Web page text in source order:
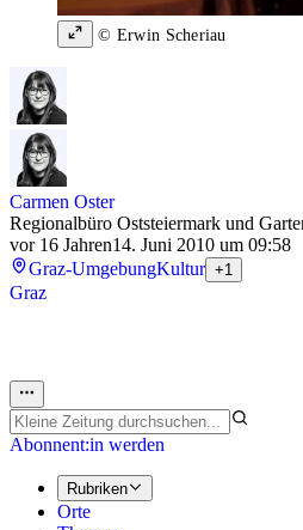
© Erwin Scheriau
Carmen Oster
Regionalbüro Oststeiermark und
vor 16 Jahren14. Juni 2010 um 09:58
Graz-UmgebungKultur +1
Graz
Abonnent:in werden
Rubriken
Orte